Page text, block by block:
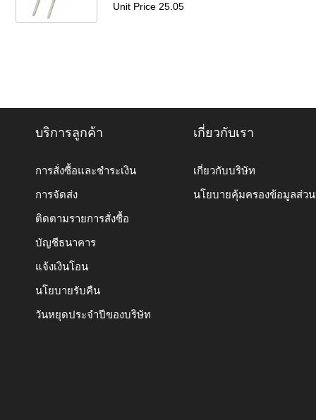
Unit Price 25.05
บริการลูกค้า
การสั่งซื้อและชำระเงิน
การจัดส่ง
ติดตามรายการสั่งซื้อ
บัญชีธนาคาร
แจ้งเงินโอน
นโยบายรับคืน
วันหยุดประจำปีของบริษัท
เกี่ยวกับเรา
เกี่ยวกับบริษัท
นโยบายคุ้มครองข้อมูลส่ว